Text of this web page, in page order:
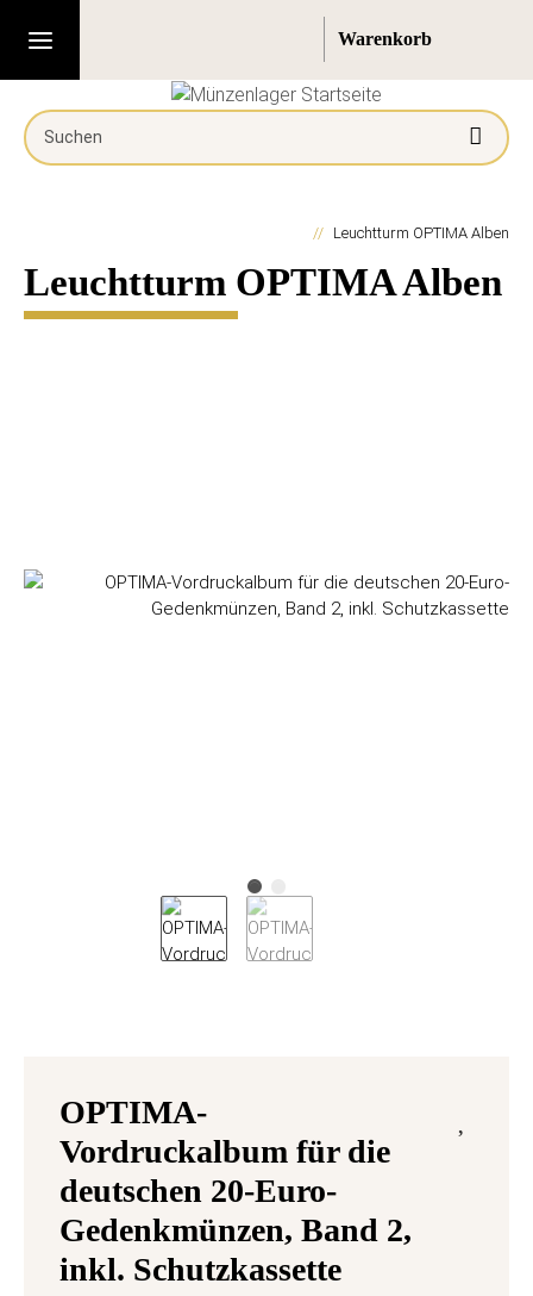
Leuchtturm OPTIMA Alben
Leuchtturm OPTIMA Alben
OPTIMA-
Vordruckalbum für die
deutschen 20-Euro-
Gedenkmünzen, Band 2,
inkl. Schutzkassette